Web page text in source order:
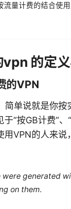
流量计费的结合使用
的定
的VPN
简单说就是你
“按GB计费”、
用VPN的人来
generated
on them.